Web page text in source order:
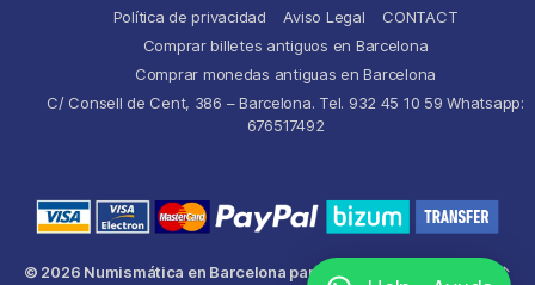
Política de privacidad
Aviso Legal
CONTACT
Comprar billetes antiguos en Barcelona
Comprar monedas antiguas en Barcelona
C/ Consell de Cent, 386 – Barcelona. Tel. 932 45 10 59 Whatsapp:
676517492
© 2026 Numismática en Barcelona para comprar y
↑